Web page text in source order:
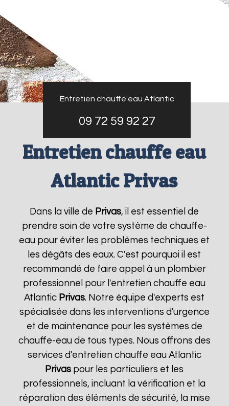
Entretien chauffe eau Atlantic
09 72 59 92 27
Entretien chauffe eau
Atlantic Privas
Dans la ville de Privas, il est essentiel de
prendre soin de votre système de chauffe-
eau pour éviter les problèmes techniques et
les dégâts des eaux. C'est pourquoi il est
recommandé de faire appel à un plombier
professionnel pour l'entretien chauffe eau
Atlantic Privas. Notre équipe d'experts est
spécialisée dans les interventions d'urgence
et de maintenance pour les systèmes de
chauffe-eau de tous types. Nous offrons des
services d'entretien chauffe eau Atlantic
Privas pour les particuliers et les
professionnels, incluant la vérification et la
réparation des éléments de sécurité, la mise